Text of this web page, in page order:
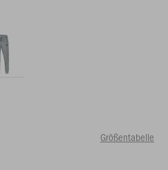
Größentabelle